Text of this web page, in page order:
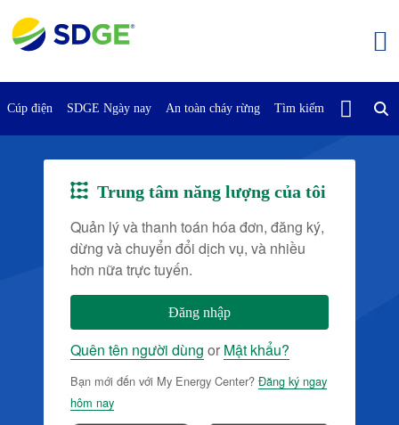
qua
Cúp điện SDGE Ngày nay An toàn cháy rừng Tìm kiếm Liên Hệ
HìnhTrung tâm năng lượng của tôi
Quản lý và thanh toán hóa đơn, đăng ký,
dừng và chuyển đổi dịch vụ, và nhiều
hơn nữa trực tuyến.
Đăng nhập
Quên tên người dùng or Mật khẩu?
Bạn mới đến với My Energy Center? Đăng ký ngay
hôm nay